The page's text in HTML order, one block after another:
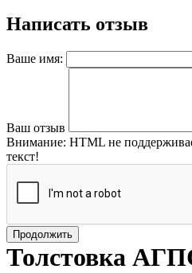
Написать отзыв
Ваше имя:
Ваш отзыв
Внимание: HTML не
текст!
Продолжить
Толстовка